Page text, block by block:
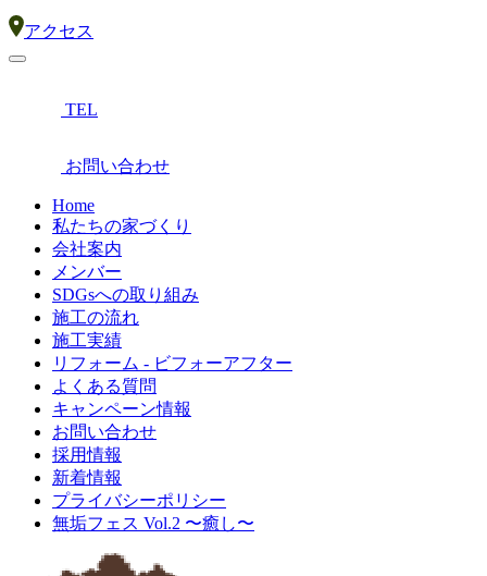
アクセス
TEL
お問い合わせ
Home
私たちの家づくり
会社案内
メンバー
SDGsへの取り組み
施工の流れ
施工実績
リフォーム - ビフォーアフター
よくある質問
キャンペーン情報
お問い合わせ
採用情報
新着情報
プライバシーポリシー
無垢フェス Vol.2 〜癒し〜